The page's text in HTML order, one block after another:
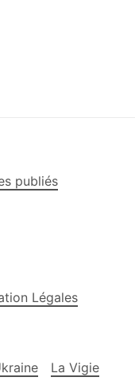
publiés
Légales
La Vigie